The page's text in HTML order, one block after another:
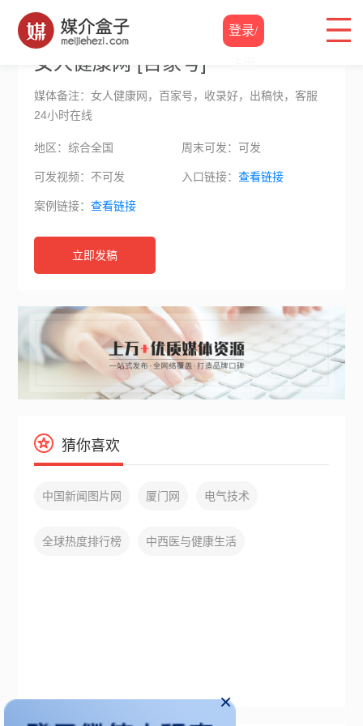
登录/
自媒体价格 / 女人健康网
女人健康网 [百家号]
媒体备注：女人健康网，百家号，收录好，出稿快，客服
24小时在线
地区：综合全国 周末可发：可发
可发视频：不可发 入口链接： 查看链接
案例链接：查看链接
立即发稿
猜你喜欢
中国新闻图片网 厦门网 电气技术
全球热度排行榜 中西医与健康生活
×